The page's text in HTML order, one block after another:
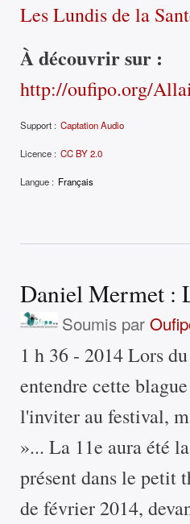
Les Lundis de la
À découvrir sur :
http://oufipo.org/
Support : Captation Audio
Licence : CC BY 2.0
Langue : Français
Daniel Mermet :
Soumis par
1 h 36 - 2014 Lors
entendre cette
l'inviter au festival,
»... La 11e aura été
présent dans le petit
de février 2014,